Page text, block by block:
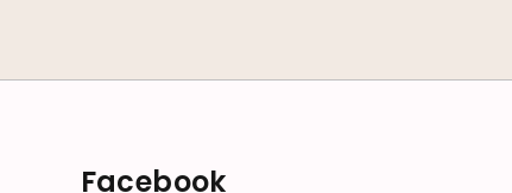
Facebook